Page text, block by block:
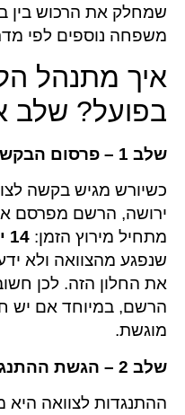
שמחלק את הרכוש בין בן
משפחה נוספים לפי
איך מתנהל
בפועל? שלב
שלב 1 – פרסום הבקשה לצו קיום צוואה
כשיורש מגיש בקשה לצו
ירושה, הרשם מפרסם
מתחיל מירוץ הזמן: 14 יום להגשת התנגדות
שנפגע מהצוואה ולא
את החלון הזה. לכן
הרשם, במיוחד אם יש
מוגשת.
שלב 2 – הגשת ההתנגדות
ההתנגדות לצוואה